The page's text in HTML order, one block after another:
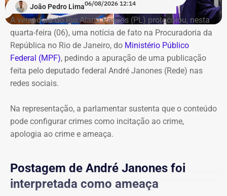
Executivo municipal, iria para organizações criminosas e
chegaria a R$ 975 mil mensais.
A operação começou por volta das 8h30 e reuniu agentes
da Secretaria Municipal de Ordem Pública (Seop),
Instituto Municipal de Vigilância Sanitária (IVISA-Rio),
Guarda Municipal, Comlurb, CET-Rio, Defesa Civil,
da Secretaria de Estado de Segurança Pública, Polícia
Militar, Light e Águas do Rio.
João Pedro Lima06/08/2026 12:14
A vereadora do Rio Alana Passos (PL) protocolou, nesta
quarta-feira (06), uma notícia de fato na Procuradoria da
República no Rio de Janeiro, do Ministério Público
Federal (MPF), pedindo a apuração de uma publicação
feita pelo deputado federal André Janones (Rede) nas
redes sociais.
Na representação, a parlamentar sustenta que o conteúdo
pode configurar crimes como incitação ao crime,
apologia ao crime e ameaça.
Postagem de André Janones foi
interpretada como ameaça